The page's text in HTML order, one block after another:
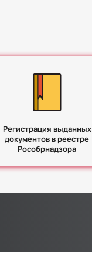
Регистрация выданных
документов в реестре
Рособрнадзора